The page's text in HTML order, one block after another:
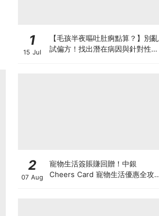
1
15 Jul
【毛孩半夜嘔吐肚痾點算？】別亂
試偏方！找出潛在病因與針對性營
2
07 Aug
寵物生活簽賬賺回贈！中銀
Cheers Card 寵物生活優惠全攻